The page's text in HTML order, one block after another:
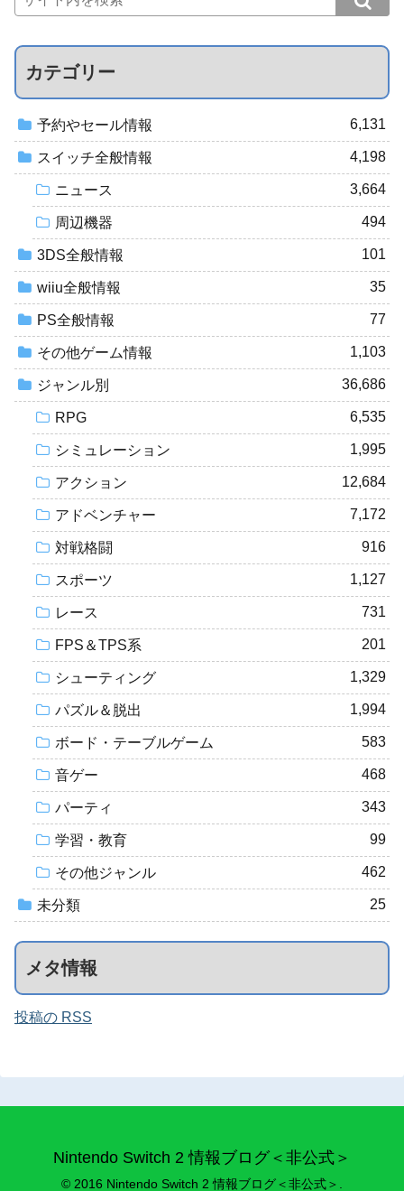
カテゴリー
予約やセール情報 6,131
スイッチ全般情報 4,198
ニュース 3,664
周辺機器 494
3DS全般情報 101
wiiu全般情報 35
PS全般情報 77
その他ゲーム情報 1,103
ジャンル別 36,686
RPG 6,535
シミュレーション 1,995
アクション 12,684
アドベンチャー 7,172
対戦格闘 916
スポーツ 1,127
レース 731
FPS＆TPS系 201
シューティング 1,329
パズル＆脱出 1,994
ボード・テーブルゲーム 583
音ゲー 468
パーティ 343
学習・教育 99
その他ジャンル 462
未分類 25
メタ情報
投稿の RSS
Nintendo Switch 2 情報ブログ＜非公式＞
© 2016 Nintendo Switch 2 情報ブログ＜非公式＞.